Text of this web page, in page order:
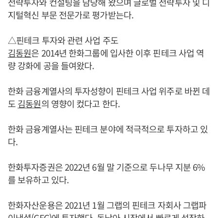
지털혁신 부문 전문가로 평가받는다.
△핀테크 투자와 관련 사업 주도
김동원은 2014년 한화그룹에 입사한 이후 핀테크 사업 역
량 강화에 공을 들여왔다.
한화 금융계열사의 투자성향이 핀테크 사업 위주로 바뀐 데
도김동원의 영향이 컸다고 한다.
한화 금융계열사는 핀테크 분야에 적극적으로 투자하고 있
다.
한화투자증권은 2022년 6월 말 기준으로 두나무 지분 6%
를 보유하고 있다.
한화자산운용은 2021년 1월 그랩의 핀테크 자회사 그랩파